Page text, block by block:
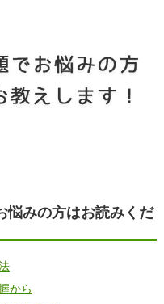
悩みの方はお読みくだ
から